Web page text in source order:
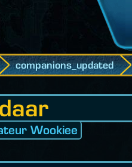
companions_updated
Wookiee